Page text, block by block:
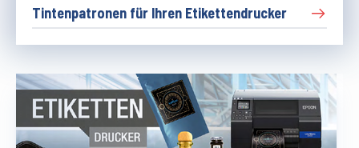
Tintenpatronen für Ihren Etikettendrucker